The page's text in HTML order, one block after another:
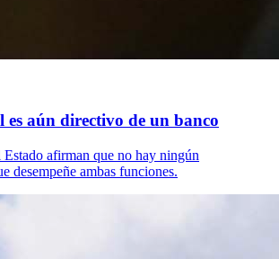
aún directivo de un banco
Estado afirman que no hay ningún
desempeñe ambas funciones.